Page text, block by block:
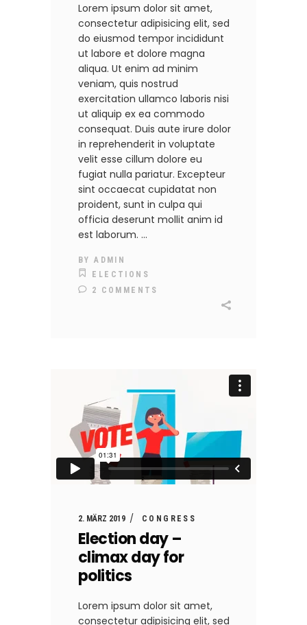
Lorem ipsum dolor sit amet,
consectetur adipisicing elit, sed
do eiusmod tempor incididunt
ut labore et dolore magna
aliqua. Ut enim ad minim
veniam, quis nostrud
exercitation ullamco laboris nisi
ut aliquip ex ea commodo
consequat. Duis aute irure dolor
in reprehenderit in voluptate
velit esse cillum dolore eu
fugiat nulla pariatur. Excepteur
sint occaecat cupidatat non
proident, sunt in culpa qui
officia deserunt mollit anim id
est laborum.
BYADMIN
ELECTIONS
2 COMMENTS
2. MÄRZ 2019 CONGRESS
Election day –
climax day for
politics
Lorem ipsum dolor sit amet,
consectetur adipisicing elit, sed